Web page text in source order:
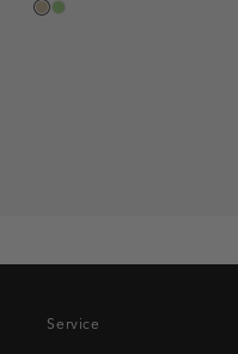
lichtzand
lichtgroen
Service